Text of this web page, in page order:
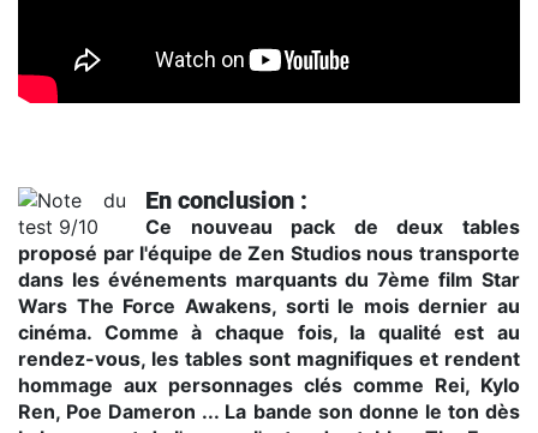
En conclusion :
Ce nouveau pack de deux tables
proposé par l'équipe de Zen Studios nous transporte
dans les événements marquants du 7ème film Star
Wars The Force Awakens, sorti le mois dernier au
cinéma. Comme à chaque fois, la qualité est au
rendez-vous, les tables sont magnifiques et rendent
hommage aux personnages clés comme Rei, Kylo
Ren, Poe Dameron ... La bande son donne le ton dès